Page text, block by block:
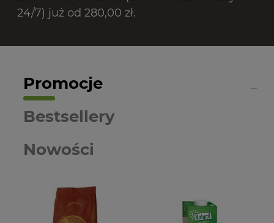
24/7) już od 280,00 zł.
Promocje
Nowości
Bestsellery